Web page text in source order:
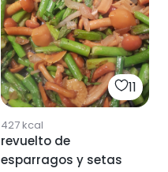
11
427kcal
revuelto de
esparragos y setas